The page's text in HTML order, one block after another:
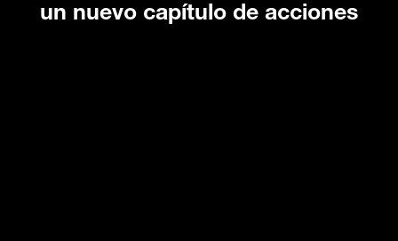
un nuevo capítulo de acciones